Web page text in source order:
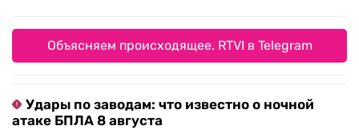
Объясняем происходящее. RTVI в Telegram
Удары по заводам: что известно о ночной
атаке БПЛА 8 августа